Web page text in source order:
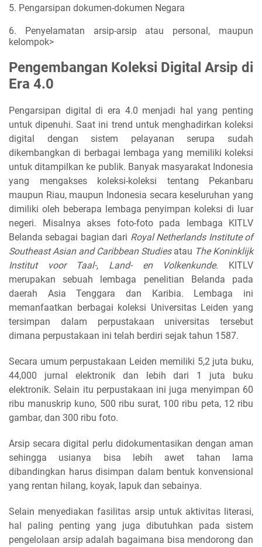
5. Pengarsipan dokumen-dokumen Negara
6. Penyelamatan arsip-arsip atau personal, maupun
kelompok>
Pengembangan Koleksi Digital Arsip di
Era 4.0
Pengarsipan digital di era 4.0 menjadi hal yang penting
untuk dipenuhi. Saat ini trend untuk menghadirkan koleksi
digital dengan sistem pelayanan serupa sudah
dikembangkan di berbagai lembaga yang memiliki koleksi
untuk ditampilkan ke publik. Banyak masyarakat Indonesia
yang mengakses koleksi-koleksi tentang Pekanbaru
maupun Riau, maupun Indonesia secara keseluruhan yang
dimiliki oleh beberapa lembaga penyimpan koleksi di luar
negeri. Misalnya akses foto-foto pada lembaga KITLV
Belanda sebagai bagian dari Royal Netherlands Institute of
Southeast Asian and Caribbean Studiesatau The Koninklijk
Institut voor Taal-, Land- en Volkenkunde. KITLV
merupakan sebuah lembaga penelitian Belanda pada
daerah Asia Tenggara dan Karibia. Lembaga ini
memanfaatkan berbagai koleksi Universitas Leiden yang
tersimpan dalam perpustakaan universitas tersebut
dimana perpustakaan ini telah berdiri sejak tahun 1587.
Secara umum perpustakaan Leiden memiliki 5,2 juta buku,
44,000 jurnal elektronik dan lebih dari 1 juta buku
elektronik. Selain itu perpustakaan ini juga menyimpan 60
ribu manuskrip kuno, 500 ribu surat, 100 ribu peta, 12 ribu
gambar, dan 300 ribu foto.
Arsip secara digital perlu didokumentasikan dengan aman
sehingga usianya bisa lebih awet tahan lama
dibandingkan harus disimpan dalam bentuk konvensional
yang rentan hilang, koyak, lapuk dan sebainya.
Selain menyediakan fasilitas arsip untuk aktivitas literasi,
hal paling penting yang juga dibutuhkan pada sistem
pengelolaan arsip adalah bagaimana bisa mendorong dan